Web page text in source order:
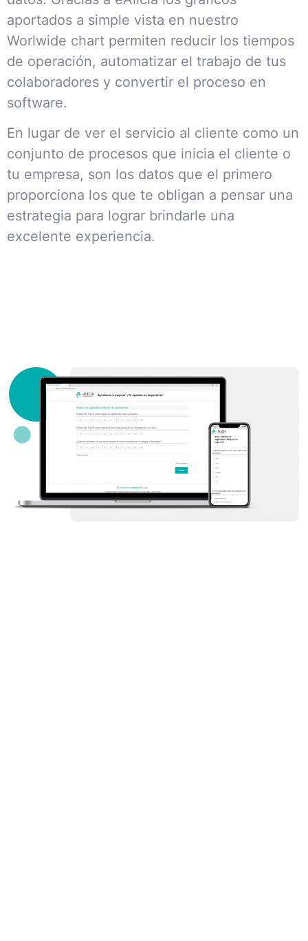
aportados a simple vista en nuestro
Worlwide chart permiten reducir los tiempos
de operación, automatizar el trabajo de tus
colaboradores y convertir el proceso en
software.
En lugar de ver el servicio al cliente como un
conjunto de procesos que inicia el cliente o
tu empresa, son los datos que el primero
proporciona los que te obligan a pensar una
estrategia para lograr brindarle una
excelente experiencia.